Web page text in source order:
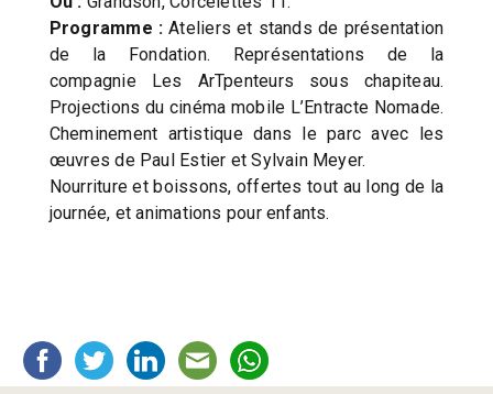
Programme : Ateliers et stands de présentation
de la Fondation. Représentations de la
compagnie Les ArTpenteurs sous chapiteau.
Projections du cinéma mobile L’Entracte Nomade.
Cheminement artistique dans le parc avec les
œuvres de Paul Estier et Sylvain Meyer.
Nourriture et boissons, offertes tout au long de la
journée, et animations pour enfants.